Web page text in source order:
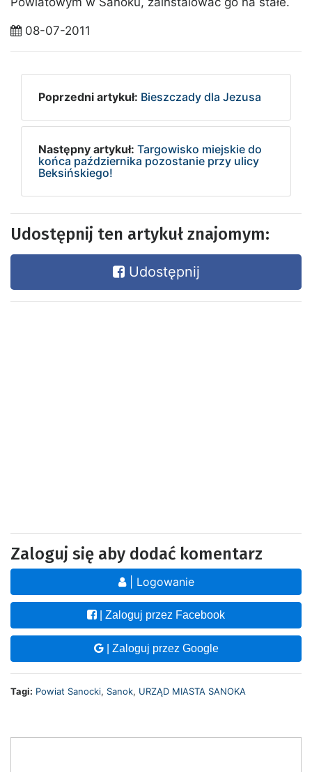
08-07-2011
Poprzedni artykuł: Bieszczady dla Jezusa
Następny artykuł: Targowisko miejskie do
końca października pozostanie przy ulicy
Beksińskiego!
Udostępnij ten artykuł znajomym:
Udostępnij
Zaloguj się aby dodać komentarz
| Logowanie
| Zaloguj przez Facebook
| Zaloguj przez Google
Tagi: Powiat Sanocki, Sanok, URZĄD MIASTA SANOKA